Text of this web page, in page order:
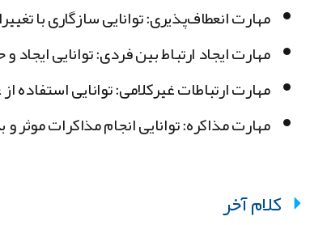
مهارت انعطاف‌پذیری: توانایی سازگاری با
مهارت ایجاد ارتباط بین فردی: توانایی ایجاد
مهارت ارتباطات غیرکلامی: توانایی استفاده
مهارت مذاکره: توانایی انجام مذاکرات
کلام آخر